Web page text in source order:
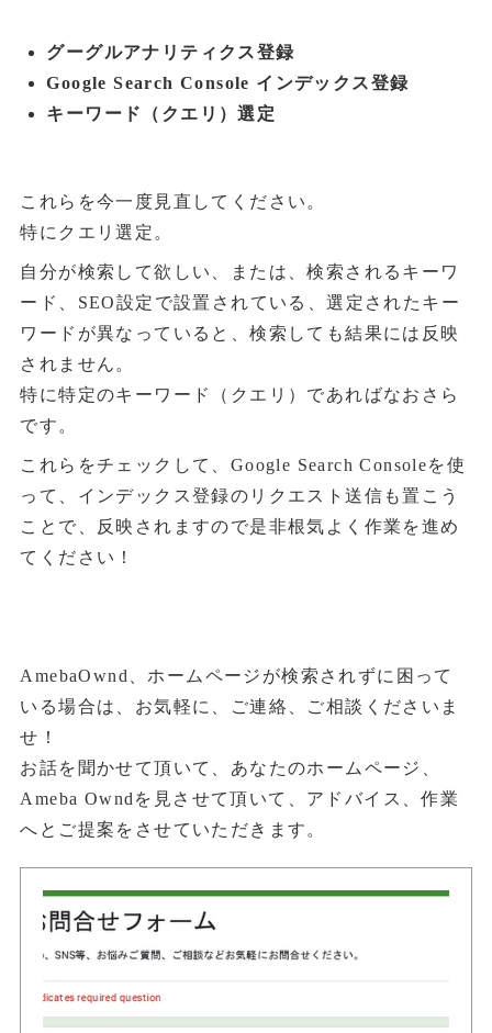
グーグルアナリティクス登録
Google Search Console インデックス登録
キーワード（クエリ）選定
これらを今一度見直してください。
特にクエリ選定。
自分が検索して欲しい、または、検索されるキーワ
ード、SEO設定で設置されている、選定されたキー
ワードが異なっていると、検索しても結果には反映
されません。
特に特定のキーワード（クエリ）であればなおさら
です。
これらをチェックして、Google Search Consoleを使
って、インデックス登録のリクエスト送信も置こう
ことで、反映されますので是非根気よく作業を進め
てください！
AmebaOwnd、ホームページが検索されずに困って
いる場合は、お気軽に、ご連絡、ご相談くださいま
せ！
お話を聞かせて頂いて、あなたのホームページ、
Ameba Owndを見させて頂いて、アドバイス、作業
へとご提案をさせていただきます。